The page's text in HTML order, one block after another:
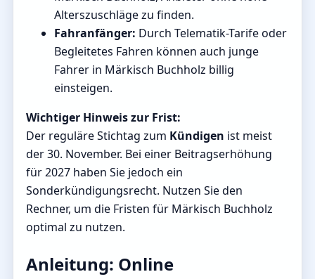
Alterszuschläge zu finden.
Fahranfänger: Durch Telematik-Tarife oder
Begleitetes Fahren können auch junge
Fahrer in Märkisch Buchholz billig
einsteigen.
Wichtiger Hinweis zur Frist:
Der reguläre Stichtag zum Kündigen ist meist
der 30. November. Bei einer Beitragserhöhung
für 2027 haben Sie jedoch ein
Sonderkündigungsrecht. Nutzen Sie den
Rechner, um die Fristen für Märkisch Buchholz
optimal zu nutzen.
Anleitung: Online